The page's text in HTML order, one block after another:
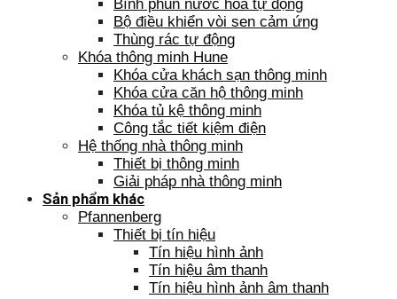
Bình phun nước hoa tự động
Bộ điều khiển vòi sen cảm ứng
Thùng rác tự động
Khóa thông minh Hune
Khóa cửa khách sạn thông minh
Khóa cửa căn hộ thông minh
Khóa tủ kệ thông minh
Công tắc tiết kiệm điện
Hệ thống nhà thông minh
Thiết bị thông minh
Giải pháp nhà thông minh
Sản phẩm khác
Pfannenberg
Thiết bị tín hiệu
Tín hiệu hình ảnh
Tín hiệu âm thanh
Tín hiệu hình ảnh âm thanh